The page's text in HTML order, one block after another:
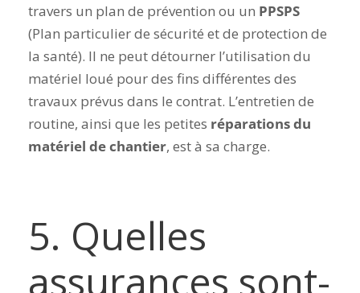
travers un plan de prévention ou un PPSPS
(Plan particulier de sécurité et de protection de
la santé). Il ne peut détourner l’utilisation du
matériel loué pour des fins différentes des
travaux prévus dans le contrat. L’entretien de
routine, ainsi que les petites réparations du
matériel de chantier, est à sa charge.
5. Quelles
assurances sont-